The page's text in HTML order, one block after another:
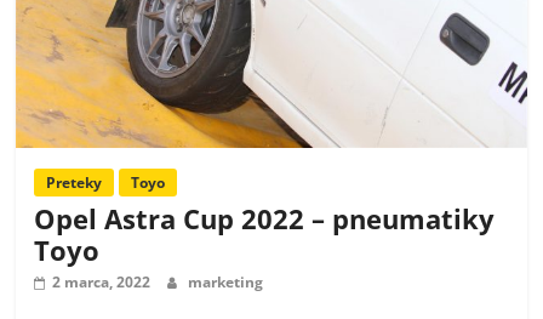
Preteky Toyo
Opel Astra Cup 2022 – pneumatiky
Toyo
2 marca, 2022 marketing